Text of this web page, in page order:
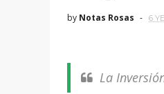
by Notas Rosas 6
La